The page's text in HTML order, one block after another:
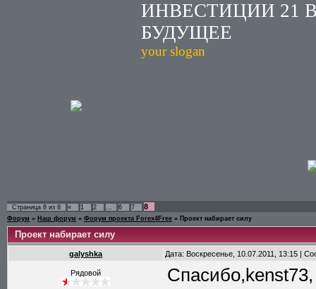
ИНВЕСТИЦИИ 21
БУДУЩЕЕ
your slogan
Страница 8 из 8 « 1 2 … 6 7 8
Форум » Наш форум » Форум проекта Forex4Free » Проект набирает силу
Проект набирает силу
galyshka Дата: Воскресенье, 10.07.2011, 13:15 |
Рядовой